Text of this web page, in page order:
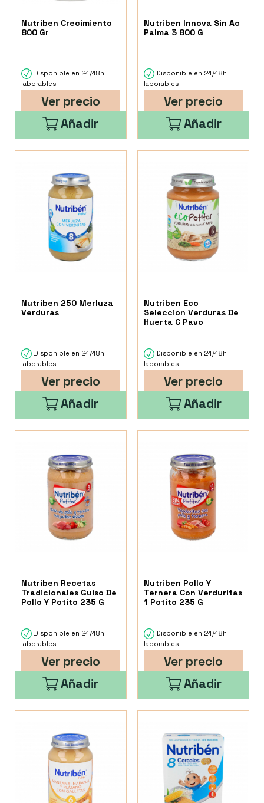
Nutriben Crecimiento
800 Gr
Disponible en 24/48h
laborables
Ver precio
Añadir
Nutriben Innova Sin Ac
Palma 3 800 G
Disponible en 24/48h
laborables
Ver precio
Añadir
Nutriben 250 Merluza
Verduras
Disponible en 24/48h
laborables
Ver precio
Añadir
Nutriben Eco
Seleccion Verduras De
Huerta C Pavo
Disponible en 24/48h
laborables
Ver precio
Añadir
Nutriben Recetas
Tradicionales Guiso De
Pollo Y Potito 235 G
Disponible en 24/48h
laborables
Ver precio
Añadir
Nutriben Pollo Y
Ternera Con Verduritas
1 Potito 235 G
Disponible en 24/48h
laborables
Ver precio
Añadir